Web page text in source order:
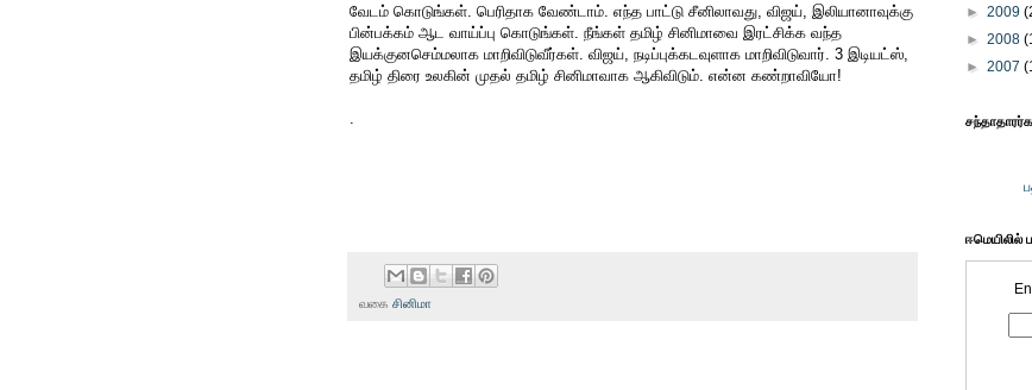
வேடம் கொடுங்கள். பெரிதாக வேண்டாம். எந்த பாட்டு சீனிலாவது, விஜய், இலியானாவுக்கு
பின்பக்கம் ஆட வாய்ப்பு கொடுங்கள். நீங்கள் தமிழ் சினிமாவை இரட்சிக்க வந்த
இயக்குனசெம்மலாக மாறிவிடுவீர்கள். விஜய், நடிப்புக்கடவுளாக மாறிவிடுவார். 3 இடியட்ஸ்,
தமிழ் திரை உலகின் முதல் தமிழ் சினிமாவாக ஆகிவிடும். என்ன கண்றாவியோ!
வகை சினிமா
► 2009
► 2008
► 2007
ஈமெயிலில்